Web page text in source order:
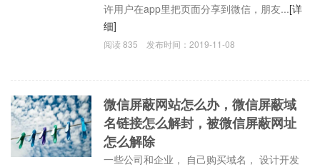
许用户在app里把页面分享到微信，朋友...[详
细]
阅读835 发布时间：2019-11-08
微信屏蔽网站怎么办，微信屏蔽域
名链接怎么解封，被微信屏蔽网址
怎么解除
一些公司和企业， 自己购买域名， 设计开发